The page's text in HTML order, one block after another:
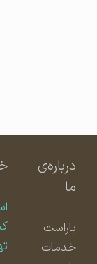
درباره‌ی
باراست
خدمات
اسباب
کشی
تهران